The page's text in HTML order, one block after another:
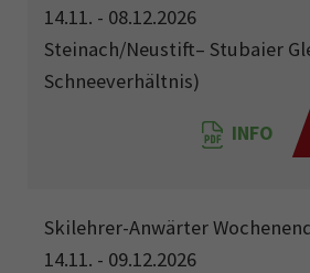
14.11. - 08.12.2026
Steinach/Neustift– Stubaier
Schneeverhältnis)
INFO
Skilehrer-Anwärter
14.11. - 09.12.2026